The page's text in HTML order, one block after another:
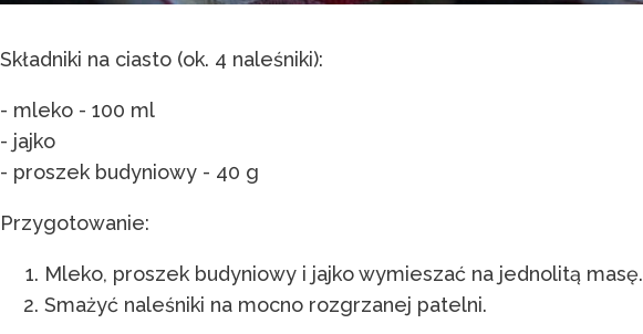
Składniki na ciasto (ok. 4 naleśniki):
- mleko - 100 ml
- jajko
- proszek budyniowy - 40 g
Przygotowanie:
Mleko, proszek budyniowy i jajko wymieszać na jednolitą masę.
Smażyć naleśniki na mocno rozgrzanej patelni.